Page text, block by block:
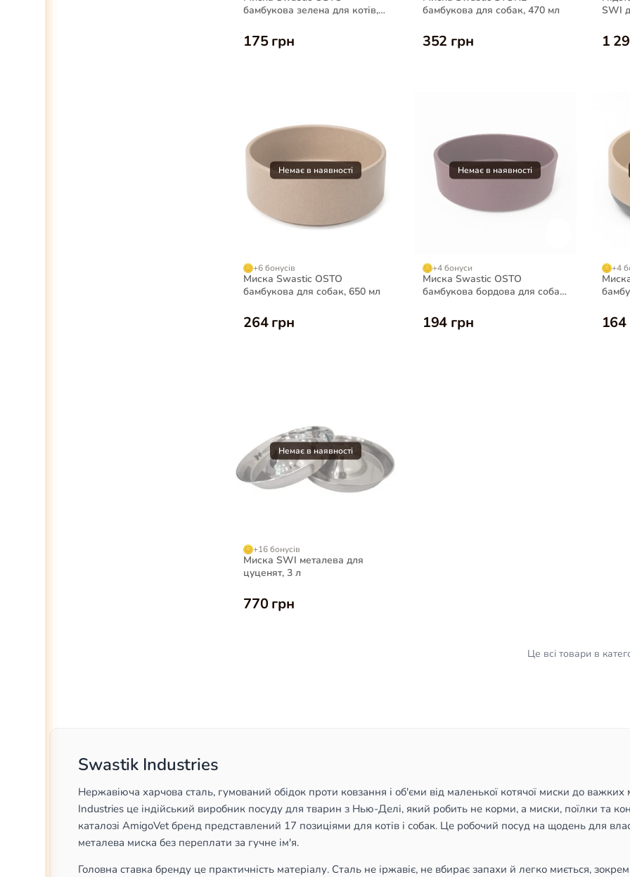
бамбукова зелена для котів,
175 грн
бамбукова для собак, 470 мл
352 грн
SWI
1
+6 бонусів
Миска Swastic OSTO
бамбукова для собак, 650 мл
264 грн
+4 бонуси
Миска Swastic OSTO
бамбукова бордова для собак,
194 грн
+4
164
+16 бонусів
Миска SWI металева для
цуценят, 3 л
770 грн
Це всі товари в
Swastik Industries
Нержавіюча харчова сталь, гумований обідок проти ковзання і об'єми від маленької котячої миски до
Industries це індійський виробник посуду для тварин з Нью-Делі, який робить не корми, а миски, поїлки та
каталозі AmigoVet бренд представлений 17 позиціями для котів і собак. Це робочий посуд на щодень для
металева миска без переплати за гучне ім'я.
Головна ставка бренду це практичність матеріалу. Сталь не іржавіє, не вбирає запахи й легко миється,